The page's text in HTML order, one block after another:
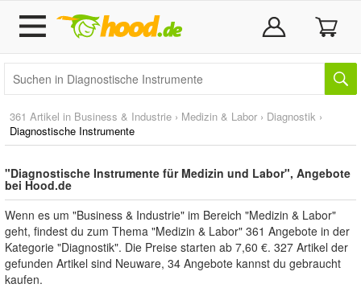
361 Artikel in Business & Industrie › Medizin & Labor › Diagnostik ›
Diagnostische Instrumente
"Diagnostische Instrumente für Medizin und Labor", Angebote
bei Hood.de
Wenn es um "Business & Industrie" im Bereich "Medizin & Labor"
geht, findest du zum Thema "Medizin & Labor" 361 Angebote in der
Kategorie "Diagnostik". Die Preise starten ab 7,60 €. 327 Artikel der
gefunden Artikel sind Neuware, 34 Angebote kannst du gebraucht
kaufen.